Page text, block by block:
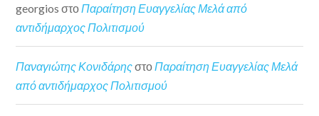
georgios στο Παραίτηση Ευαγγελίας Μελά από
αντιδήμαρχος Πολιτισμού
Παναγιώτης ΚονιδάρηςστοΠαραίτηση Ευαγγελίας Μελά
από αντιδήμαρχος Πολιτισμού